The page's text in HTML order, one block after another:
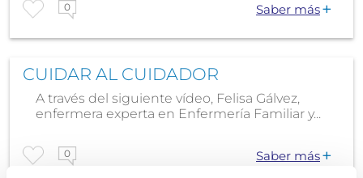
0 Saber más
CUIDAR AL CUIDADOR
A través del siguiente vídeo, Felisa Gálvez,
enfermera experta en Enfermería Familiar y...
0 Saber más